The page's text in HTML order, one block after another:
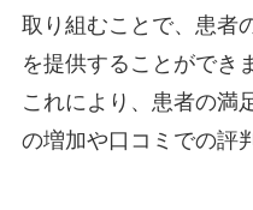
取り組むことで、患者
を提供することができ
これにより、患者の満
の増加や口コミでの評